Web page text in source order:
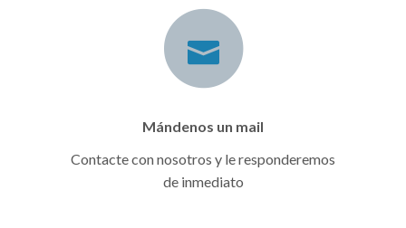
Mándenos un mail
Contacte con nosotros y le responderemos
de inmediato